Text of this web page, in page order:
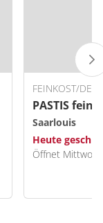
FEINKOST/
PASTIS
Saarlouis
Heute
Öffnet